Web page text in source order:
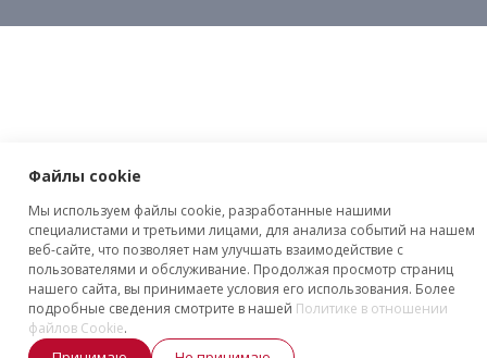
Файлы cookie
Мы используем файлы cookie, разработанные нашими
специалистами и третьими лицами, для анализа событий на нашем
веб-сайте, что позволяет нам улучшать взаимодействие с
пользователями и обслуживание. Продолжая просмотр страниц
нашего сайта, вы принимаете условия его использования. Более
подробные сведения смотрите в нашей Политике в отношении
файлов Cookie.